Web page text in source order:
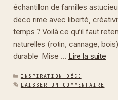
échantillon de familles
déco rime avec liberté,
temps ? Voilà ce qu’il faut
naturelles (rotin, cannage,
durable. Mise … Lire la suite
CATÉGORIES
INSPIRATION DÉCO
LAISSER UN COMMENTAIRE